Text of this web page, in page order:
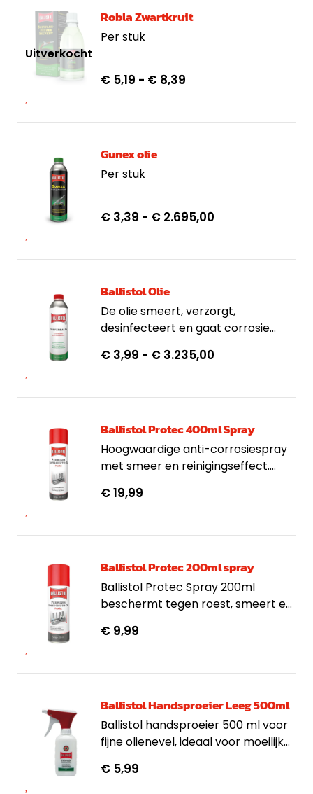
Robla Zwartkruit
Per stuk
€ 5,19 - € 8,39
Gunex olie
Per stuk
€ 3,39 - € 2.695,00
Ballistol Olie
De olie smeert, verzorgt,
desinfecteert en gaat corrosie
verkrijgbaar.
€ 3,99 - € 3.235,00
Ballistol Protec 400ml Spray
Hoogwaardige anti-corrosiespray
met smeer en reinigingseffect.
Inhoud 400ml.Ballistol Protec
€ 19,99
Ballistol Protec 200ml spray
Ballistol Protec Spray 200ml
beschermt tegen roest, smeert en
Geschikt voor binnen, buiten en
€ 9,99
Ballistol Handsproeier Leeg 500ml
Ballistol handsproeier 500 ml voor
fijne olienevel, ideaal voor moeilijk
gebruik.
€ 5,99